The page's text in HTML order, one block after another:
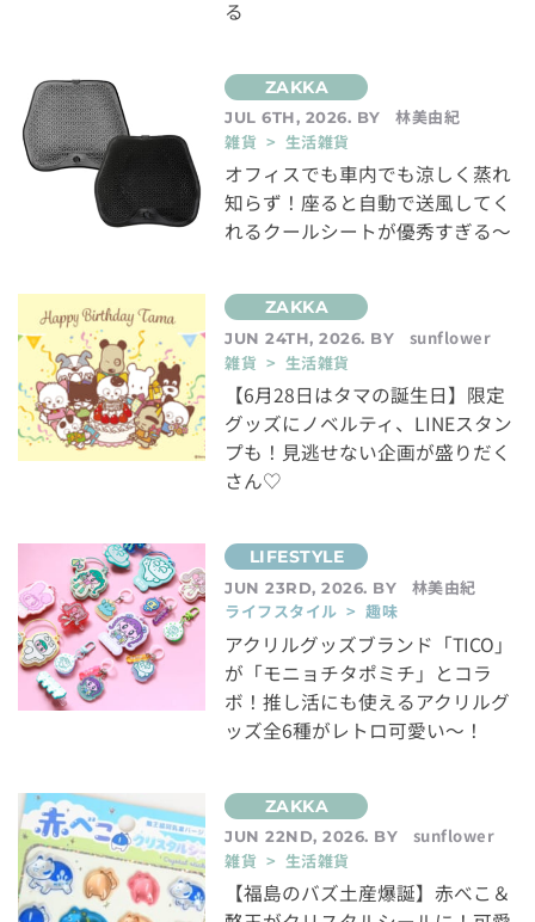
る
JUL 6TH, 2026. BY
林美由紀
雑貨 > 生活雑貨
オフィスでも車内でも涼しく蒸れ
知らず！座ると自動で送風してく
れるクールシートが優秀すぎる～
JUN 24TH, 2026. BY
sunflower
雑貨 > 生活雑貨
【6月28日はタマの誕生日】限定
グッズにノベルティ、LINEスタン
プも！見逃せない企画が盛りだく
さん♡
JUN 23RD, 2026. BY
林美由紀
ライフスタイル > 趣味
アクリルグッズブランド「TICO」
が「モニョチタポミチ」とコラ
ボ！推し活にも使えるアクリルグ
ッズ全6種がレトロ可愛い～！
JUN 22ND, 2026. BY
sunflower
雑貨 > 生活雑貨
【福島のバズ土産爆誕】赤べこ＆